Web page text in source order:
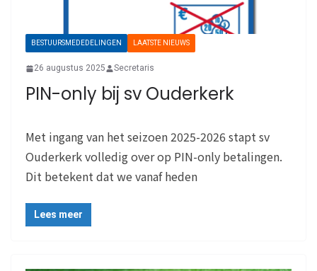
BESTUURSMEDEDELINGEN LAATSTE NIEUWS
26 augustus 2025 Secretaris
PIN-only bij sv Ouderkerk
Met ingang van het seizoen 2025-2026 stapt sv
Ouderkerk volledig over op PIN-only betalingen.
Dit betekent dat we vanaf heden
Lees meer